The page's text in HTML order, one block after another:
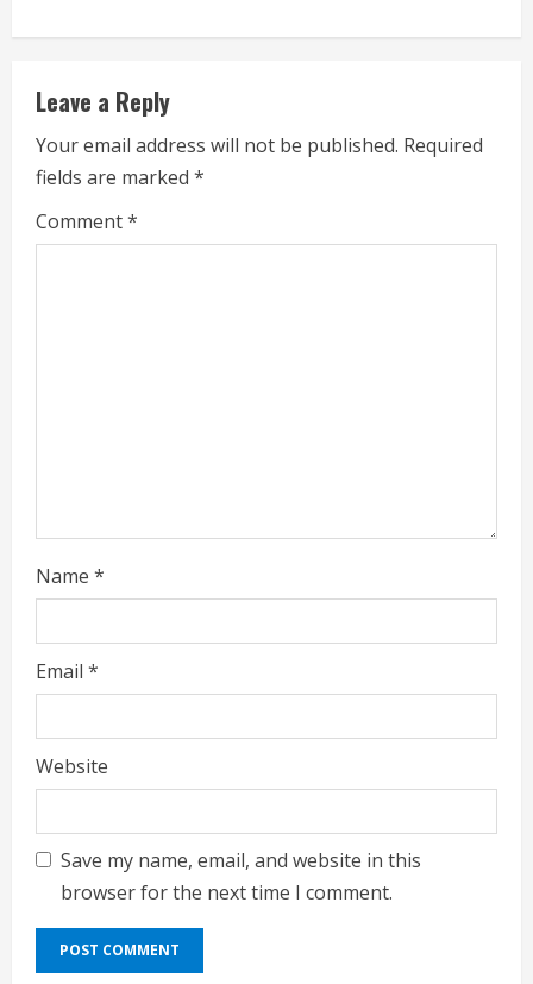
n
u
e
R
e
Leave a Reply
Your email address will not be published. Required
fields are marked *
Comment*
Name *
Email *
Website
Save my name, email, and website in this
browser for the next time I comment.